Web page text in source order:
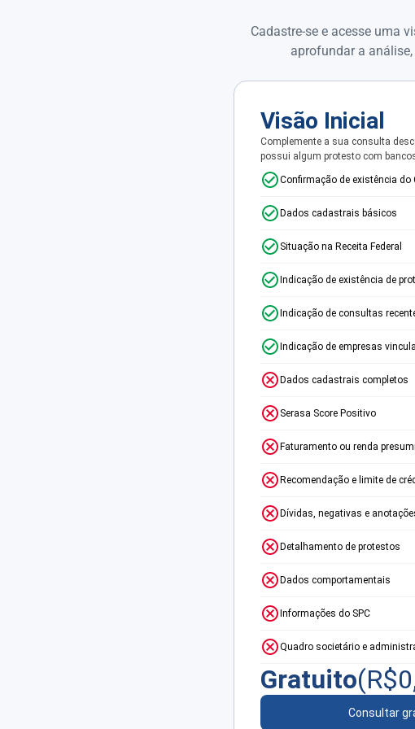
Cadastre-se e acesse uma
aprofundar a
Visão Inicial
Complemente a sua consulta
possui algum protesto com
Confirmação de existência do
Dados cadastrais básicos
Situação na Receita Federal
Indicação de existência de
Indicação de consultas
Indicação de empresas
Dados cadastrais completos
Serasa Score Positivo
Faturamento ou renda
Recomendação e limite de
Dívidas, negativas e
Detalhamento de protestos
Dados comportamentais
Informações do SPC
Quadro societário e
Gratuito(R$
Consultar